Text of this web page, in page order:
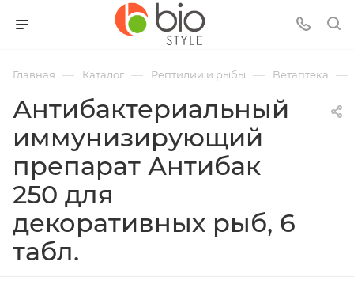
Главная — Каталог — Рептилии и рыбы — Ветаптека —
Антибактериальный
иммунизирующий
препарат Антибак
250 для
декоративных рыб, 6
табл.